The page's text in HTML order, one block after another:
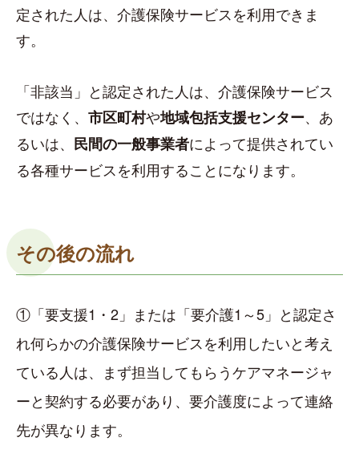
定された人は、介護保険サービスを利用できま
す。
「非該当」と認定された人は、介護保険サービス
ではなく、 市区町村や地域包括支援センター、あ
るいは、 民間の一般事業者によって提供されてい
る各種サービスを利用することになります。
その後の流れ
①「要支援1・2」または「要介護1～5」と認定さ
れ何らかの介護保険サービスを利用したいと考え
ている人は、まず担当してもらうケアマネージャ
ーと契約する必要があり、要介護度によって連絡
先が異なります。